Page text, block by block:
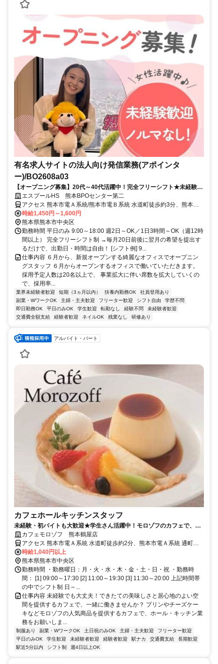
有名求人サイトの法人向け発信業務(アポインタ
ー)/BO2608a03
【オープニング募集】20代～40代活躍中！完全フリーシフト★未経験者
歓迎★インセンあり／ネイル・髪自由／交通費全額支給
エスプールHS 熊本BPOセンター第二
アクセス 熊本市電Ａ系統/熊本市電Ｂ系統 水道町徒歩約3分、熊本市
電Ａ系統/熊本市電Ｂ系統 通町筋徒歩約7分、熊本市電Ａ系統/熊本市
電Ｂ系統 花畑町徒歩約9分
時給1,450円～1,600円
熊本県熊本市中央区
勤務時間 平日のみ 9:00～18:00 週2日～OK／1日3時間～OK（週12時
間以上） 完全フリーシフト制 →毎月20日前後に翌月の希望を提出す
るだけで、出勤日・時間は自由！ [シフト例] 9...
仕事内容 ６月から、新規オープンする綺麗なオフィスでオープニン
グスタッフ ６月からオープンするオフィスで働いていただきます。
採用予定人数は20名以上で、 事業拡大に伴い席数を拡大していくの
で、採用率...
業界未経験者歓迎 短期（3ヵ月以内） 扶養内勤務OK
社員登用あり
副業・WワークOK
主婦・主夫歓迎 フリーター歓迎 シフト自由
学歴不問
即日勤務OK
平日のみOK 学生歓迎 転勤なし 経験不問
未経験者歓迎
交通費全額支給
経験者歓迎 ネイルOK 残業なし 研修あり
アルバイト・パート
カフェホールキッチンスタッフ
未経験・初バイトも大歓迎★学生さん活躍中！モロゾフのカフェで、ホ
ール・キッチンどちらもできる方募集！
カフェモロゾフ 熊本鶴屋店
アクセス 熊本市電Ａ系統 水道町徒歩約2分、熊本市電Ａ系統 通町筋
徒歩約3分、熊本市電Ａ系統 熊本城・市役所前徒歩約5分
時給1,040円以上
熊本県熊本市中央区
勤務時間 ・勤務曜日：月・火・水・木・金・土・日・祝 ・勤務時
間： [1] 09:00～17:30 [2] 11:00～19:30 [3] 11:30～20:00 上記時間帯
の中でシフト制 日～...
仕事内容 未経験でも大丈夫！できたての美味しさと居心地のよい空
間を提供するカフェで、一緒に働きませんか？ プリンやチーズケー
キなどモロゾフの人気商品を提供するカフェで、ホール・キッチン業
務をお願いしま...
制服あり 副業・WワークOK 土日祝のみOK 主婦・主夫歓迎
フリーター歓迎
平日のみOK
学生歓迎 未経験者歓迎 経験者歓迎 駅ナカ 交通費支給
長期歓迎
駅近5分以内
シフト制 週4日以上OK